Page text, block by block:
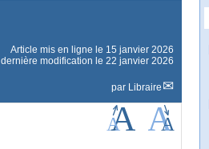
Article mis en ligne le 15 janvier 2026
dernière modification le 22 janvier 2026
par Libraire